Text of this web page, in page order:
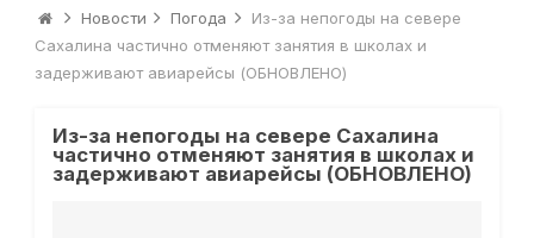
Новости Погода
Из-за непогоды на севере
Сахалина частично отменяют занятия в школах и
задерживают авиарейсы (ОБНОВЛЕНО)
Из-за непогоды на севере Сахалина
частично отменяют занятия в школах и
задерживают авиарейсы (ОБНОВЛЕНО)